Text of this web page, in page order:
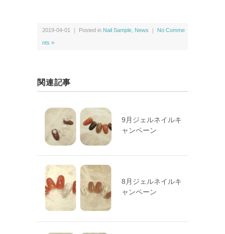
2019-04-01 ｜ Posted in Nail Sample News ｜ No Comme
nts »
関連記事
9月ジェルネイルキ
ャンペーン
8月ジェルネイルキ
ャンペーン